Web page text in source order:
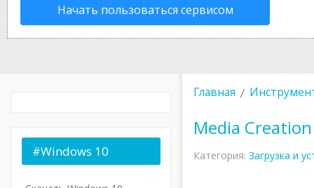
Начать пользоваться сервисом
Главная
Media
Категория: Загрузка и
#Windows 10